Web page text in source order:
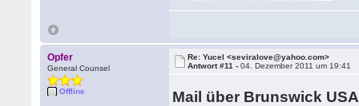
Opfer
General Counsel
Offline
Re: Yucel <seviralove@yahoo.com>
Antwort #11 -04. Dezember 2011 um 19:41
Mail über Brunswick USA